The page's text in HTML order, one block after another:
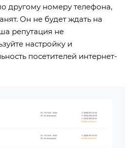
другому номеру телефона,
Он не будет ждать на
репутация не
настройку и
посетителей интернет-